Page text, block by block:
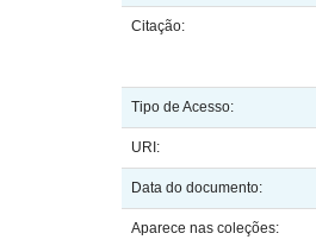
Citação:
Tipo de Acesso:
URI:
Data do documento:
Aparece nas coleções: